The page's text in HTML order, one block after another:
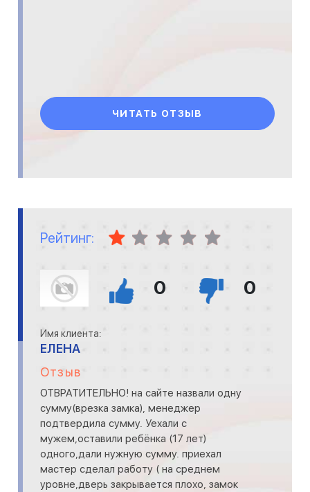
ЧИТАТЬ ОТЗЫВ
Рейтинг:
0 0
Имя клиента:
ЕЛЕНА
Отзыв
ОТВРАТИТЕЛЬНО! на сайте назвали одну
сумму(врезка замка), менеджер
подтвердила сумму. Уехали с
мужем,оставили ребёнка (17 лет)
одного,дали нужную сумму. приехал
мастер сделал работу ( на среднем
уровне,дверь закрывается плохо, замок